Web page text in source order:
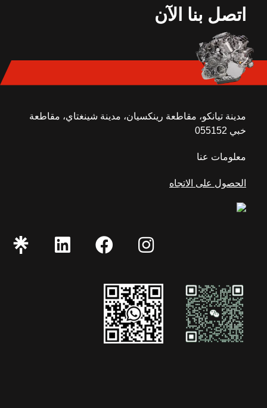
اتصل بنا الآن
مدينة تيانكو، مقاطعة رينكسيان، مدينة شينغتاي، مقاطعة
خبي 055152
معلومات عنا
الحصول على الاتجاه